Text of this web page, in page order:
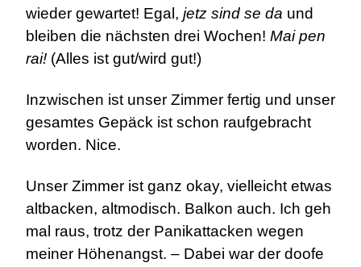
wieder gewartet! Egal, jetz sind se da und
bleiben die nächsten drei Wochen! Mai pen
rai! (Alles ist gut/wird gut!)
Inzwischen ist unser Zimmer fertig und unser
gesamtes Gepäck ist schon raufgebracht
worden. Nice.
Unser Zimmer ist ganz okay, vielleicht etwas
altbacken, altmodisch. Balkon auch. Ich geh
mal raus, trotz der Panikattacken wegen
meiner Höhenangst. – Dabei war der doofe